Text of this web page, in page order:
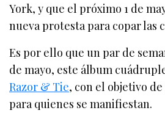
York, y que el próximo 1 de
nueva protesta para copar las
Es por ello que un par de
de mayo, este álbum
Razor & Tie, con el objetivo
para quienes se manifiestan.